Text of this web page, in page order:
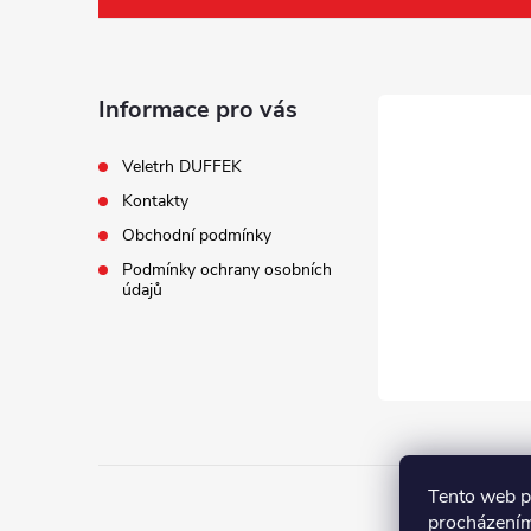
Tento web
Informace pro vás
Veletrh DUFFEK
Kontakty
Obchodní podmínky
Podmínky ochrany osobních
údajů